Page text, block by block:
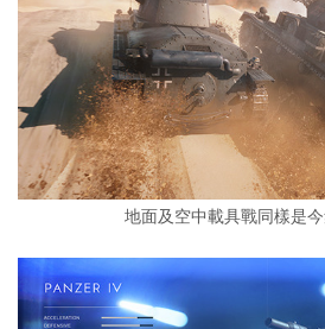
地面及空中載具戰同樣是今